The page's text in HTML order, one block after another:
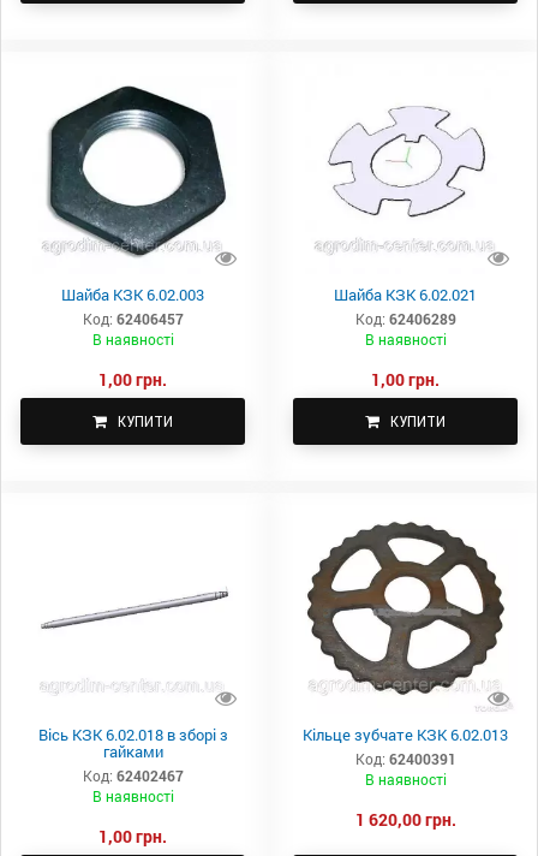
Шайба КЗК 6.02.003
Код: 62406457
В наявності
1,00 грн.
КУПИТИ
Шайба КЗК 6.02.021
Код: 62406289
В наявності
1,00 грн.
КУПИТИ
Вісь КЗК 6.02.018 в зборі з
гайками
Код: 62402467
В наявності
1,00 грн.
Кільце зубчате КЗК 6.02.013
Код: 62400391
В наявності
1 620,00 грн.